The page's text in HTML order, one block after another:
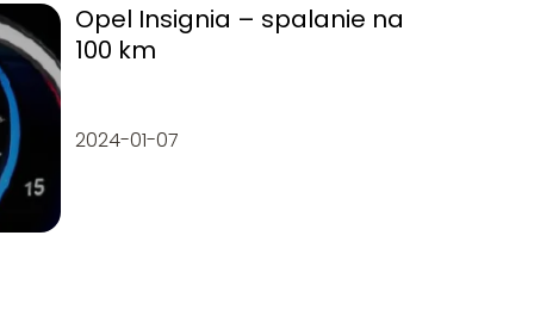
Opel Insignia – spalanie na
100 km
2024-01-07